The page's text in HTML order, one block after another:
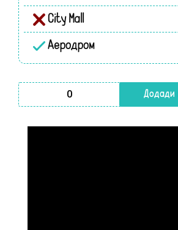
City Mall
Аеродром
Maxi Cosi Pebble Pro i-Size 40-Додади